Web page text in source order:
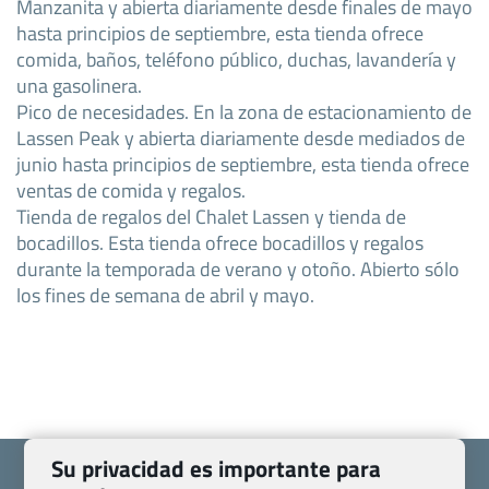
hasta principios de septiembre, esta tienda ofrece
comida, baños, teléfono público, duchas, lavandería y
una gasolinera.
Pico de necesidades. En la zona de estacionamiento de
Lassen Peak y abierta diariamente desde mediados de
junio hasta principios de septiembre, esta tienda ofrece
ventas de comida y regalos.
Tienda de regalos del Chalet Lassen y tienda de
bocadillos. Esta tienda ofrece bocadillos y regalos
durante la temporada de verano y otoño. Abierto sólo
los fines de semana de abril y mayo.
Su privacidad es importante para